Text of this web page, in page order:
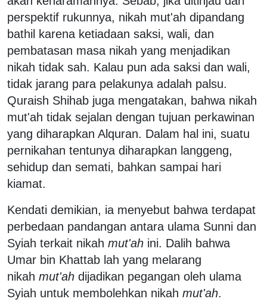
perspektif rukunnya, nikah mut'ah dipandang
bathil karena ketiadaan saksi, wali, dan
pembatasan masa nikah yang menjadikan
nikah tidak sah. Kalau pun ada saksi dan wali,
tidak jarang para pelakunya adalah palsu.
Quraish Shihab juga mengatakan, bahwa nikah
mut'ah tidak sejalan dengan tujuan perkawinan
yang diharapkan Alquran. Dalam hal ini, suatu
pernikahan tentunya diharapkan langgeng,
sehidup dan semati, bahkan sampai hari
kiamat.
Kendati demikian, ia menyebut bahwa terdapat
perbedaan pandangan antara ulama Sunni dan
Syiah terkait nikah mut'ah ini. Dalih bahwa
Umar bin Khattab lah yang melarang
nikah mut'ah dijadikan pegangan oleh ulama
Syiah untuk membolehkan nikah mut'ah.